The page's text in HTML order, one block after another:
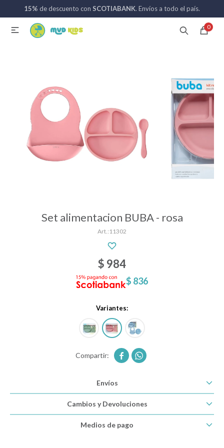
15% de descuento con SCOTIABANK. Envíos a todo el país.
0

Set alimentacion BUBA - rosa
11302
$ 984
$ 836
Variantes:
 
Envíos
Cambios y Devoluciones
Medios de pago
MI CUENTA
Sillas de auto
Lactancia
Alimentación
Estimulación primera infancia